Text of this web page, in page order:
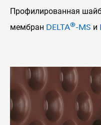
Профилированная
мембран DELTA®-MS и